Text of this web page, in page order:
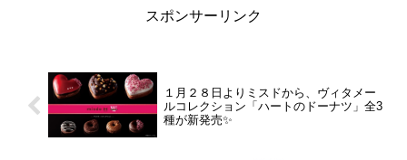
スポンサーリンク
１月２８日よりミスドから、ヴィタメー
ルコレクション「ハートのドーナツ」全3
種が新発売✨